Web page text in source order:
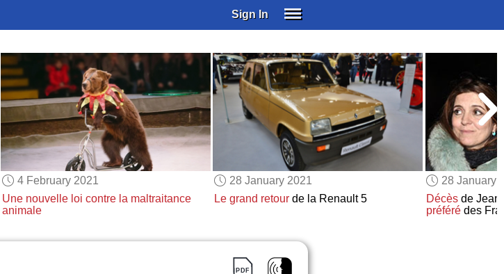
Sign In
SUBSCRIBE
EDUCATIONAL LICENSES
GIFT CARDS
OTHER LANGUAGES
ABOUT US
ALEXA
ADJUST COLORS
4 February 2021
Une nouvelle loi contre la maltraitance
animale
28 January 2021
Le grand retourde la Renault 5
28 January
Décès de
préféré des